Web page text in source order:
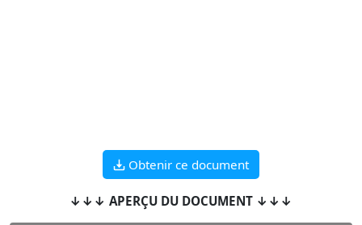
Obtenir ce document
↓↓↓ APERÇU DU DOCUMENT ↓↓↓